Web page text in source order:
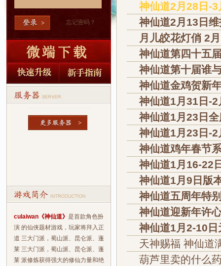
忘记密码？
culaiwan《神仙道》 是首款角色扮
演 的仙侠题材游戏，玩家将拜入正
道 三大门派，蜀山派、昆仑派、蓬
莱 三大门派，蜀山派、昆仑派、蓬
莱 派修炼获得强大的修仙力量和绝
神仙道2月28日-
神仙道2月13日
月儿皎花灯俏 2
神仙道第四十五
神仙道第十届谁
神仙道金鸡贺新
神仙道1月31日-
神仙道1月23日
神仙道1月23日-
神仙道鸡年春节
神仙道1月16-22
神仙道1月9日版
神仙道五周年特
神仙道迎新年许
神仙道1月2-10
天神赐福 神仙道
葫芦里卖的什么